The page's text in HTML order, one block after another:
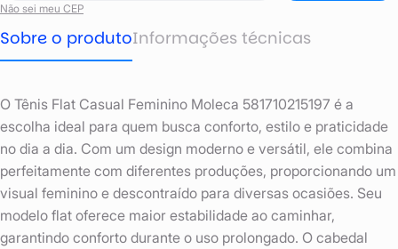
Não sei meu CEP
Sobre o produtoInformações técnicas
O Tênis Flat Casual Feminino Moleca 581710215197 é a
escolha ideal para quem busca conforto, estilo e praticidade
no dia a dia. Com um design moderno e versátil, ele combina
perfeitamente com diferentes produções, proporcionando um
visual feminino e descontraído para diversas ocasiões. Seu
modelo flat oferece maior estabilidade ao caminhar,
garantindo conforto durante o uso prolongado. O cabedal